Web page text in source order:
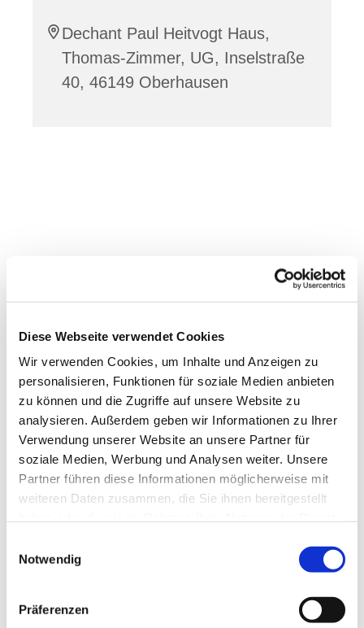
Diese Webseite verwendet Cookies
Wir verwenden Cookies, um Inhalte und Anzeigen zu
personalisieren, Funktionen für soziale Medien anbieten
zu können und die Zugriffe auf unsere Website zu
analysieren. Außerdem geben wir Informationen zu Ihrer
Verwendung unserer Website an unsere Partner für
soziale Medien, Werbung und Analysen weiter. Unsere
Partner führen diese Informationen möglicherweise mit
weiteren Daten zusammen, die Sie ihnen bereitgestellt
Notwendig
Präferenzen
Dechant Paul Heitvogt Haus,
Thomas-Zimmer, UG, Inselstraße
40, 46149 Oberhausen
Dies könnte Sie auch
interessieren